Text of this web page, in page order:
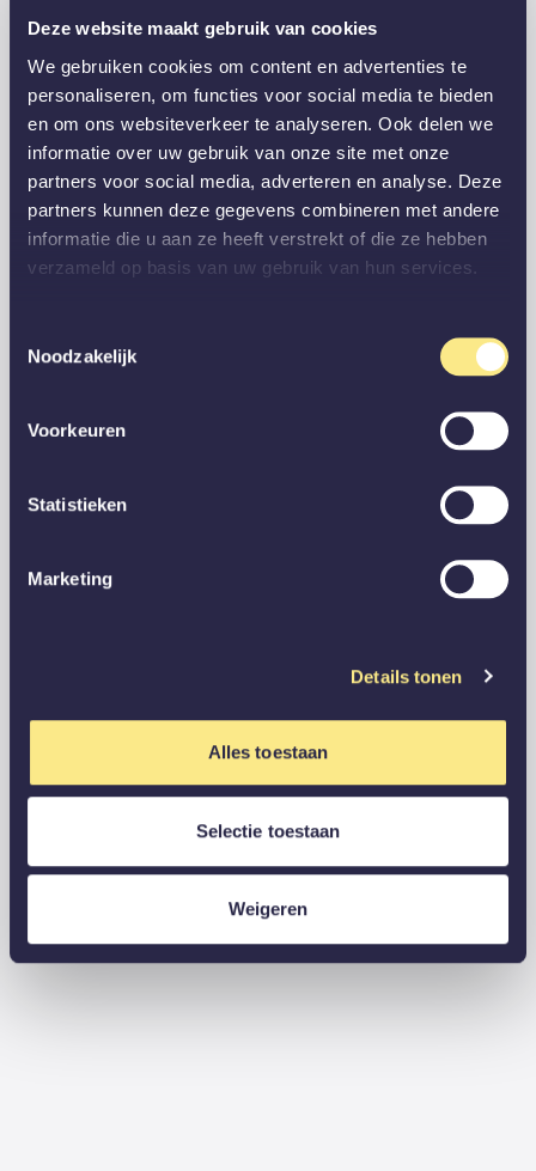
Deze website maakt gebruik van cookies
We gebruiken cookies om content en advertenties te
personaliseren, om functies voor social media te bieden
en om ons websiteverkeer te analyseren. Ook delen we
informatie over uw gebruik van onze site met onze
partners voor social media, adverteren en analyse. Deze
partners kunnen deze gegevens combineren met andere
informatie die u aan ze heeft verstrekt of die ze hebben
verzameld op basis van uw gebruik van hun services.
Noodzakelijk
Voorkeuren
Statistieken
Marketing
Details tonen
Alles toestaan
Selectie toestaan
Weigeren